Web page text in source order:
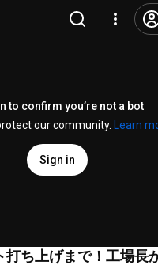
to confirm you’re not a bot
our community.
Learn
Sign in
打ち上げまで！工場